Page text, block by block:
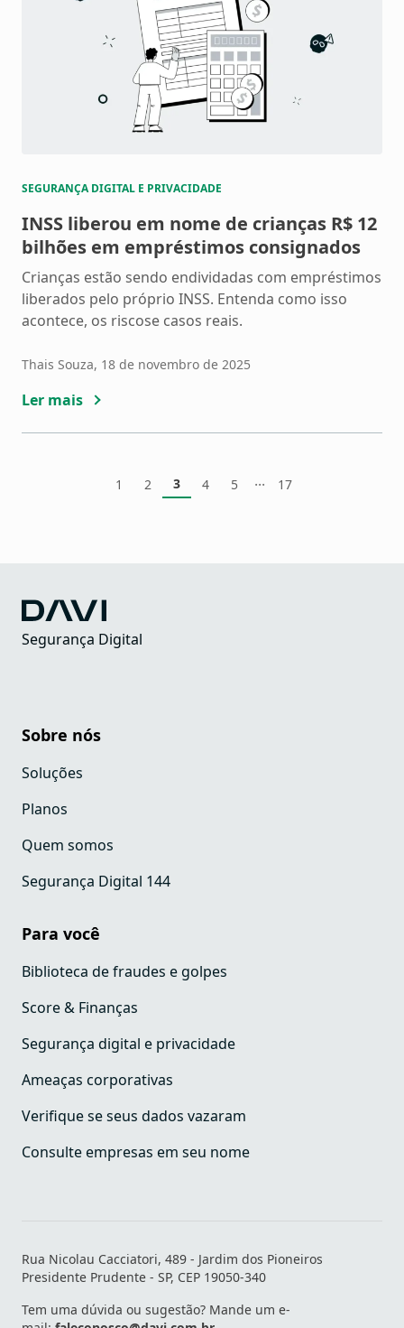
SEGURANÇA DIGITAL E PRIVACIDADE
INSS liberou em nome de crianças R$ 12
bilhões em empréstimos consignados
Crianças estão sendo endividadas com empréstimos
liberados pelo próprio INSS. Entenda como isso
acontece, os riscose casos reais.
Thais Souza, 18 de novembro de 2025
Ler mais
1
Página
2
Página
3 4 5 ... 17
Segurança Digital
Sobre nós
Soluções
Planos
Quem somos
Segurança Digital 144
Para você
Biblioteca de fraudes e golpes
Score & Finanças
Segurança digital e privacidade
Ameaças corporativas
Verifique se seus dados vazaram
Consulte empresas em seu nome
Rua Nicolau Cacciatori, 489 - Jardim dos Pioneiros
Presidente Prudente - SP, CEP 19050-340
Tem uma dúvida ou sugestão? Mande um e-